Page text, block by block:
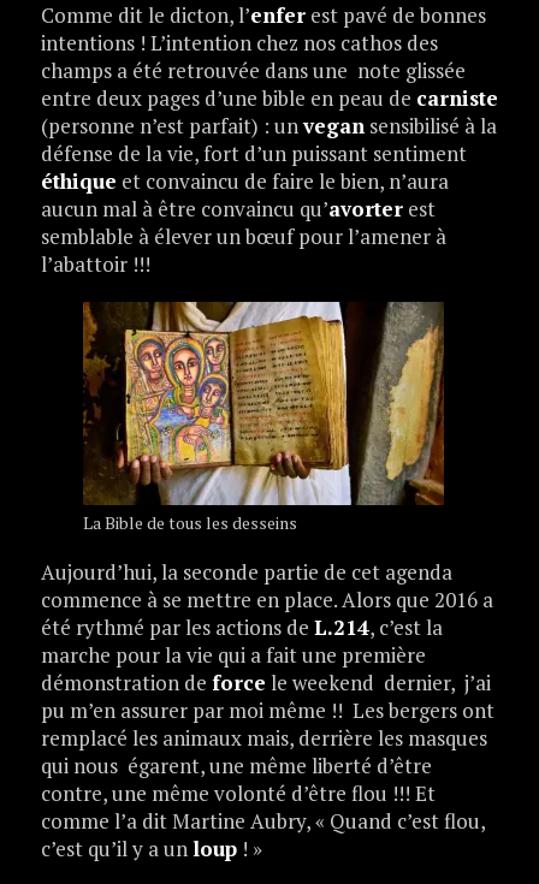
Comme dit le dicton, l’enferest pavé de bonnes
intentions ! L’intention chez nos cathos des
champs a été retrouvée dans une note glissée
entre deux pages d’une bible en peau de carniste
(personne n’est parfait) : unvegansensibilisé à la
défense de la vie, fort d’un puissant sentiment
éthique et convaincu de faire le bien, n’aura
aucun mal à être convaincu qu’avorterest
semblable à élever un bœuf pour l’amener à
l’abattoir !!!
La Bible de tous les desseins
Aujourd’hui, la seconde partie de cet agenda
commence à se mettre en place. Alors que 2016 a
été rythmé par les actions de L.214, c’est la
marche pour la vie qui a fait une première
démonstration de force le weekend dernier, j’ai
pu m’en assurer par moi même !! Les bergers ont
remplacé les animaux mais, derrière les masques
qui nous égarent, une même liberté d’être
contre, une même volonté d’être flou !!! Et
comme l’a dit Martine Aubry, « Quand c’est flou,
c’est qu’il y a unloup! »